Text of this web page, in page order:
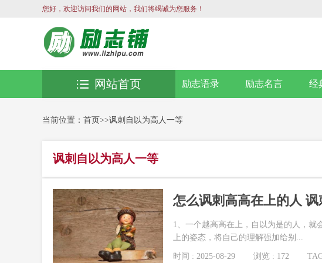
您好，欢迎访问我们的网站，我们将竭诚为您服务！
励志语录 励志名言 经
网站首页
当前位置： 首页>>讽刺自以为高人一等
讽刺自以为高人一等
怎么讽刺高高在上的人
1、一个越高高在上，自以为是的人，就
上的姿态，将自己的理解强加给别...
时间 : 2025-08-29 浏览 : 172